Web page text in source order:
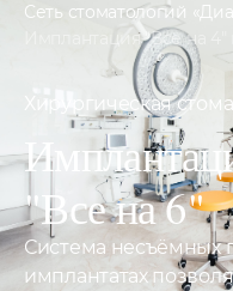
Сеть стоматологий
Имплантация "Все на 4"
Хирургическая
"Всена6"
Система несъёмных
имплантатах